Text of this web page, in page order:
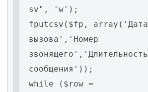
sv", 'w');
fputcsv($fp, array('Дата
вызова','Номер
звонящего','Длительность
сообщения'));
while ($row =